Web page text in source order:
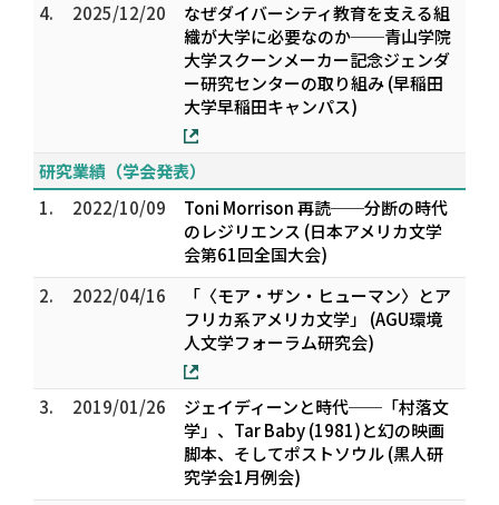
4. 2025/12/20
なぜダイバーシティ教育を支える組
織が大学に必要なのか──青山学院
大学スクーンメーカー記念ジェンダ
ー研究センターの取り組み (早稲田
大学早稲田キャンパス)
研究業績（学会発表）
1.
2022/10/09
Toni Morrison 再読──分断の時代
のレジリエンス (日本アメリカ文学
会第61回全国大会)
2.
2022/04/16
「〈モア・ザン・ヒューマン〉とア
フリカ系アメリカ文学」 (AGU環境
人文学フォーラム研究会)
3. 2019/01/26
ジェイディーンと時代──「村落文
学」、Tar Baby (1981)と幻の映画
脚本、そしてポストソウル (黒人研
究学会1月例会)